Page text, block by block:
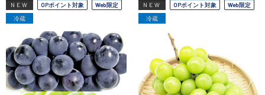
NEW OPポイント対象
Web限定
冷蔵
NEW OPポイント対象
Web限定
冷蔵